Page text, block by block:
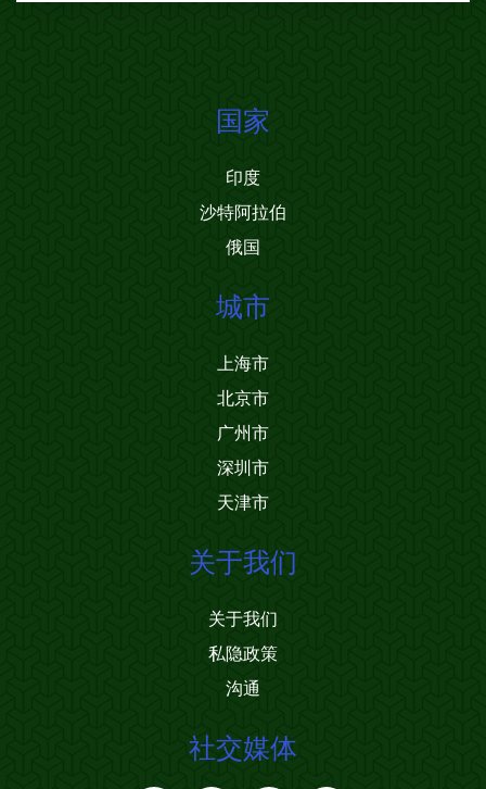
国家
印度
沙特阿拉伯
俄国
城市
上海市
北京市
广州市
深圳市
天津市
关于我们
关于我们
私隐政策
沟通
社交媒体